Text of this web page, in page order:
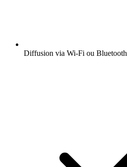
Diffusion via Wi-Fi ou Bluetooth